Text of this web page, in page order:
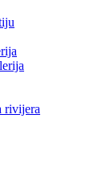
rivijera